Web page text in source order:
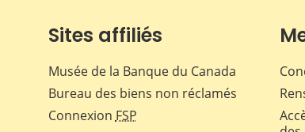
Sites affiliés
Musée de la Banque du Canada
Bureau des biens non réclamés
Connexion FSP